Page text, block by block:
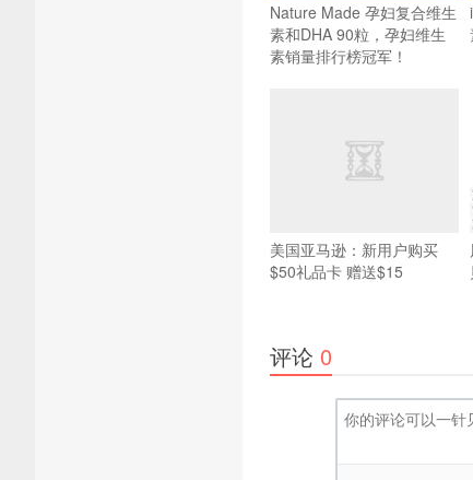
Nature Made 孕妇复合维生
素和DHA 90粒，孕妇维生
素销量排行榜冠军！
美国亚马逊：新用户购买
$50礼品卡 赠送$15
评论 0